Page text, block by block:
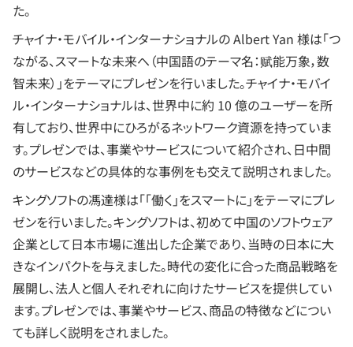
た。
チャイナ・モバイル・インターナショナルの Albert Yan 様は「つ
ながる、スマートな未来へ（中国語のテーマ名：赋能万象，数
智未来）」をテーマにプレゼンを行いました。チャイナ・モバイ
ル・インターナショナルは、世界中に約 10 億のユーザーを所
有しており、世界中にひろがるネットワーク資源を持っていま
す。プレゼンでは、事業やサービスについて紹介され、日中間
のサービスなどの具体的な事例をも交えて説明されました。
キングソフトの馮達様は「「働く」をスマートに」をテーマにプレ
ゼンを行いました。キングソフトは、初めて中国のソフトウェア
企業として日本市場に進出した企業であり、当時の日本に大
きなインパクトを与えました。時代の変化に合った商品戦略を
展開し、法人と個人それぞれに向けたサービスを提供してい
ます。プレゼンでは、事業やサービス、商品の特徴などについ
ても詳しく説明をされました。